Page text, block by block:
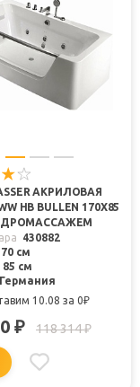
АКРИЛОВАЯ
HB BULLEN 170X85
430882
см
85 см
Германия
10.08 за 0₽
₽ 118 314₽